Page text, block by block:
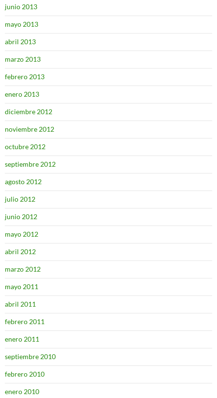
junio 2013
mayo 2013
abril 2013
marzo 2013
febrero 2013
enero 2013
diciembre 2012
noviembre 2012
octubre 2012
septiembre 2012
agosto 2012
julio 2012
junio 2012
mayo 2012
abril 2012
marzo 2012
mayo 2011
abril 2011
febrero 2011
enero 2011
septiembre 2010
febrero 2010
enero 2010